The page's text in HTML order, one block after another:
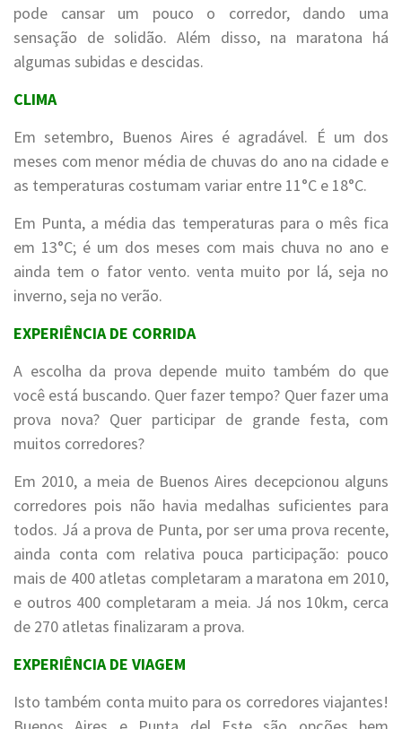
pode cansar um pouco o corredor, dando uma
sensação de solidão. Além disso, na maratona há
algumas subidas e descidas.
CLIMA
Em setembro, Buenos Aires é agradável. É um dos
meses com menor média de chuvas do ano na cidade e
as temperaturas costumam variar entre 11°C e 18°C.
Em Punta, a média das temperaturas para o mês fica
em 13°C; é um dos meses com mais chuva no ano e
ainda tem o fator vento. venta muito por lá, seja no
inverno, seja no verão.
EXPERIÊNCIA DE CORRIDA
A escolha da prova depende muito também do que
você está buscando. Quer fazer tempo? Quer fazer uma
prova nova? Quer participar de grande festa, com
muitos corredores?
Em 2010, a meia de Buenos Aires decepcionou alguns
corredores pois não havia medalhas suficientes para
todos. Já a prova de Punta, por ser uma prova recente,
ainda conta com relativa pouca participação: pouco
mais de 400 atletas completaram a maratona em 2010,
e outros 400 completaram a meia. Já nos 10km, cerca
de 270 atletas finalizaram a prova.
EXPERIÊNCIA DE VIAGEM
Isto também conta muito para os corredores viajantes!